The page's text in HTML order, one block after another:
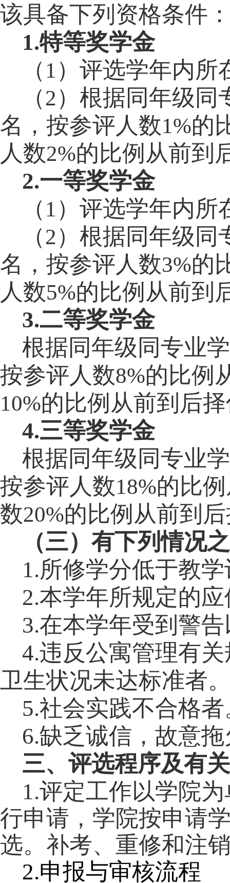
该具备下列资格条件
1.特等奖学金
（ 1 ）评选学年内所
（2）根据同年级同
名，按参评人数1%的
人数2%的比例从前到
2.一等奖学金
（ 1 ）评选学年内所
（2）根据同年级同
名，按参评人数3%的
人数5%的比例从前到
3.二等奖学金
根据同年级同专业
按参评人数8%的比例
10%的比例从前到后
4.三等奖学金
根据同年级同专业
按参评人数18%的比
数20%的比例从前到
（三）有下列情况
1.所修学分低于教
2.本学年所规定的
3.在本学年受到警
4.违反公寓管理有
卫生状况未达标准者
5.社会实践不合格者
6.缺乏诚信，故意
三、评选程序及有
1.评定工作以学院
行申请，学院按申请
选。补考、重修和注
2.申报与审核流程